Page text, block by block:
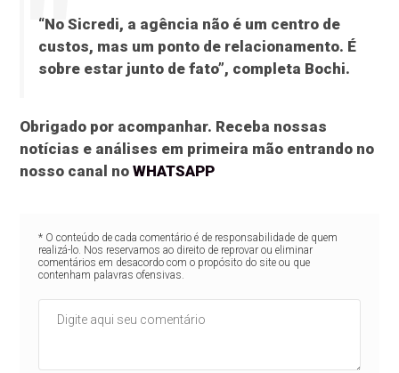
“No Sicredi, a agência não é um centro de
custos, mas um ponto de relacionamento. É
sobre estar junto de fato”, completa Bochi.
Obrigado por acompanhar. Receba nossas
notícias e análises em primeira mão entrando no
nosso canal noWHATSAPP
* O conteúdo de cada comentário é de responsabilidade de quem
realizá-lo. Nos reservamos ao direito de reprovar ou eliminar
comentários em desacordo com o propósito do site ou que
contenham palavras ofensivas.